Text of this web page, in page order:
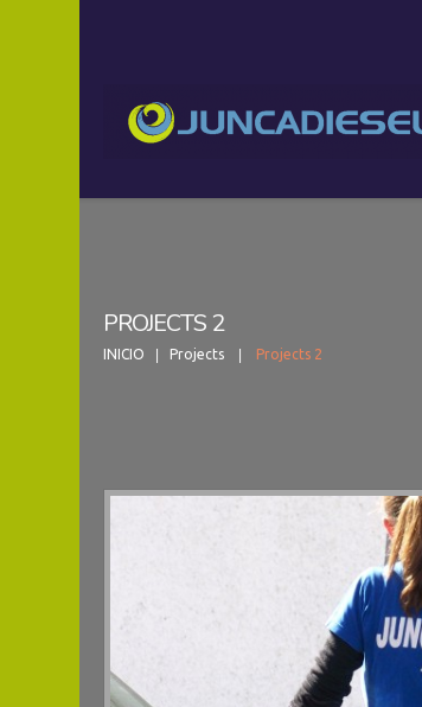
PROJECTS 2
INICIO Projects Projects 2